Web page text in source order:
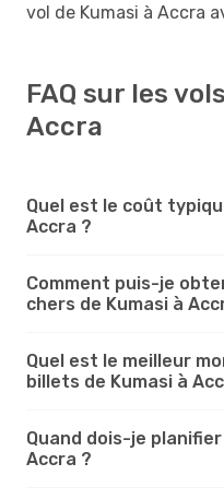
vol de Kumasi à Accra
FAQ sur les
Accra
Quel est le coût
Accra ?
Comment puis-je
chers de Kumasi à
Quel est le meilleur
billets de Kumasi à
Quand dois-je
Accra ?